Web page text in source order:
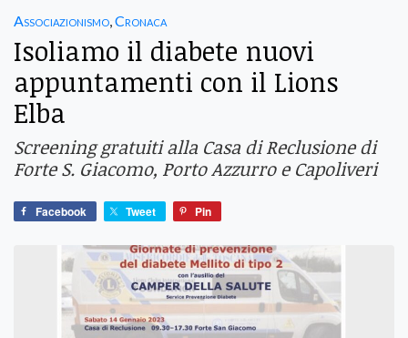
Associazionismo,Cronaca
Isoliamo il diabete nuovi
appuntamenti con il Lions
Elba
Screening gratuiti alla Casa di Reclusione di
Forte S. Giacomo, Porto Azzurro e Capoliveri
Facebook Tweet Pin